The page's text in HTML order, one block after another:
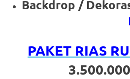
fake
Backdrop /
PAKET RIAS